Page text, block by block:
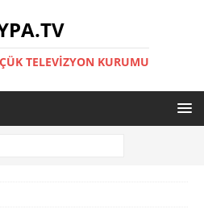
TELEVIZYON KURUMU